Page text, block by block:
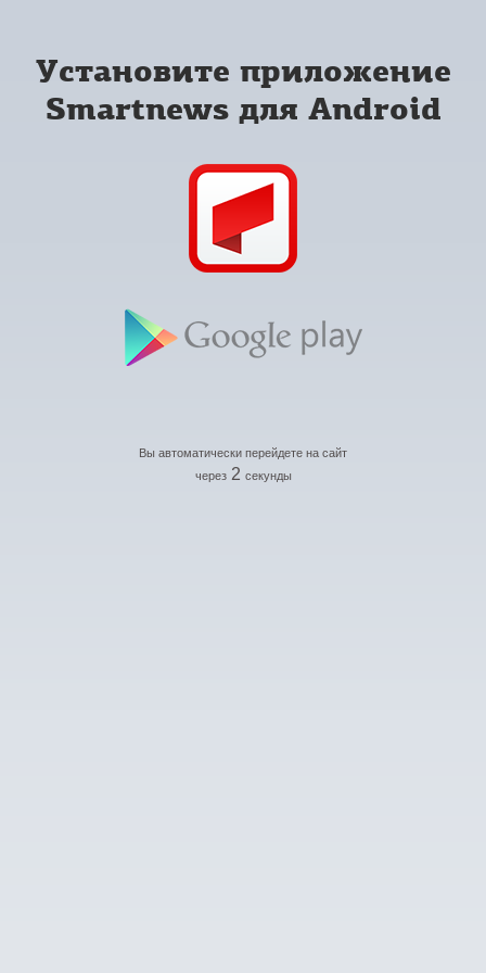
Установите приложение
Smartnews для Android
Вы автоматически перейдете на сайт
через 2 секунды